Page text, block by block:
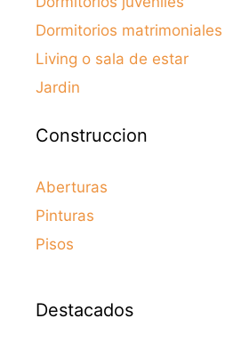
Dormitorios matrimoniales
Living o sala de estar
Jardin
Construccion
Aberturas
Pinturas
Pisos
Destacados